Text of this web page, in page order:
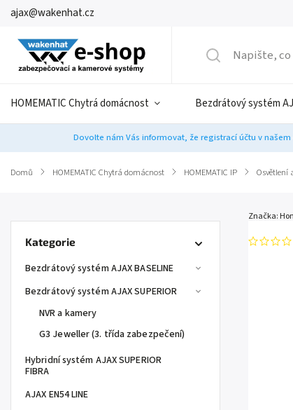
ajax@wakenhat.cz
HOMEMATIC Chytrá domácnost Bezdrátový systém
Dovolte nám Vás informovat, že registrací účtu v našem
Domů / HOMEMATIC Chytrá domácnost / HOMEMATIC IP / Osvětlení
Kategorie
Bezdrátový systém AJAX BASELINE
Bezdrátový systém AJAX SUPERIOR
NVR a kamery
G3 Jeweller (3. třída zabezpečení)
Hybridní systém AJAX SUPERIOR
FIBRA
AJAX EN54 LINE
Značka: